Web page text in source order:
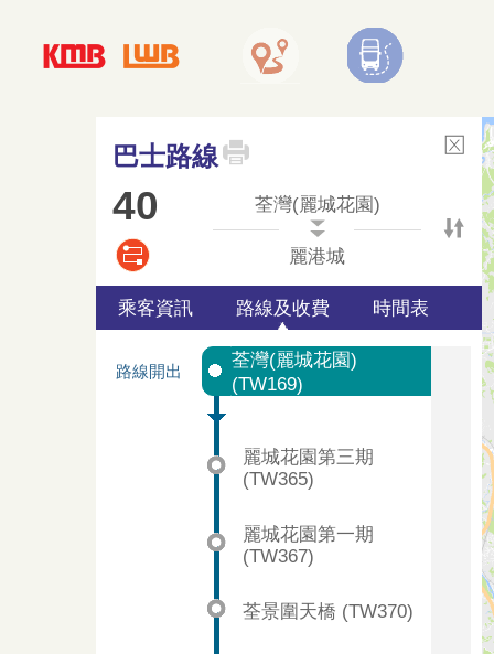
巴士路線
40 荃灣(麗城花園)
麗港城
乘客資訊 路線及收費 時間表
路線開出
荃灣(麗城花園)
(TW169)
麗城花園第三期
(TW365)
麗城花園第一期
(TW367)
荃景圍天橋 (TW370)